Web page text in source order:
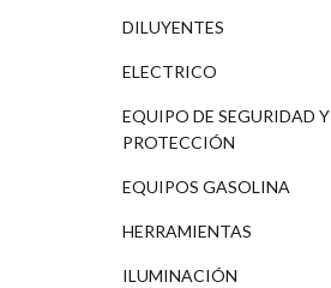
DILUYENTES
ELECTRICO
EQUIPO DE SEGURIDAD Y
PROTECCIÓN
EQUIPOS GASOLINA
HERRAMIENTAS
ILUMINACIÓN